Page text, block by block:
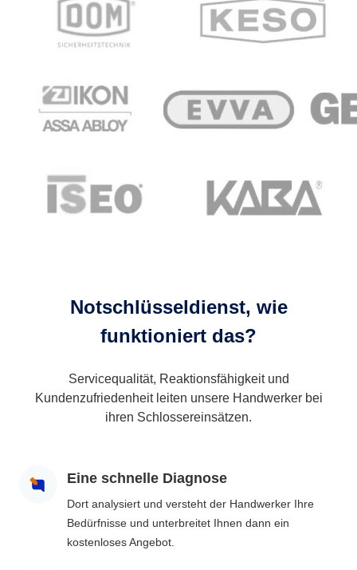
Notschlüsseldienst, wie
funktioniert das?
Servicequalität, Reaktionsfähigkeit und
Kundenzufriedenheit leiten unsere Handwerker bei
ihren Schlossereinsätzen.
Eine schnelle Diagnose
Dort analysiert und versteht der Handwerker Ihre
Bedürfnisse und unterbreitet Ihnen dann ein
kostenloses Angebot.